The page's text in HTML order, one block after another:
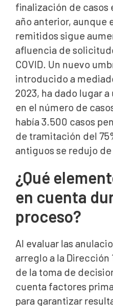
finalización de casos
año anterior, aunque
remitidos sigue
afluencia de
COVID. Un nuevo
introducido a
2023, ha dado lugar
en el número de
había 3.500 casos
de tramitación del
antiguos se redujo de
¿Qué
en cuenta
proceso?
Al evaluar las
arreglo a la Dirección
de la toma de
cuenta factores
para garantizar